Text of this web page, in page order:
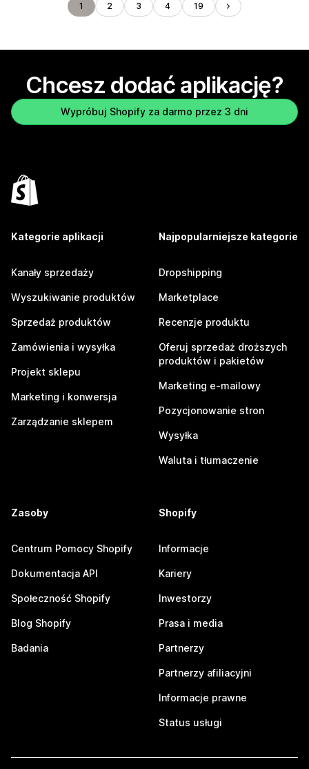
1 2 3 4 19
Chcesz dodać aplikację?
Wypróbuj Shopify za darmo przez 3 dni
Kategorie aplikacji
Kanały sprzedaży
Wyszukiwanie produktów
Sprzedaż produktów
Zamówienia i wysyłka
Projekt sklepu
Marketing i konwersja
Zarządzanie sklepem
Najpopularniejsze kategorie
Dropshipping
Marketplace
Recenzje produktu
Oferuj sprzedaż droższych
produktów i pakietów
Marketing e-mailowy
Pozycjonowanie stron
Wysyłka
Waluta i tłumaczenie
Zasoby
Centrum Pomocy Shopify
Dokumentacja API
Społeczność Shopify
Blog Shopify
Badania
Shopify
Informacje
Kariery
Inwestorzy
Prasa i media
Partnerzy
Partnerzy afiliacyjni
Informacje prawne
Status usługi